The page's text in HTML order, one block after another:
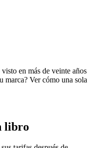
en más de veinte años
marca? Ver cómo una sola
libro